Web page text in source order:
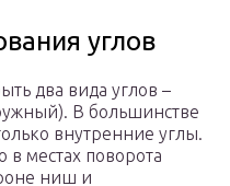
углов
два вида углов –
В большинстве
внутренние углы.
в местах поворота
ниш и